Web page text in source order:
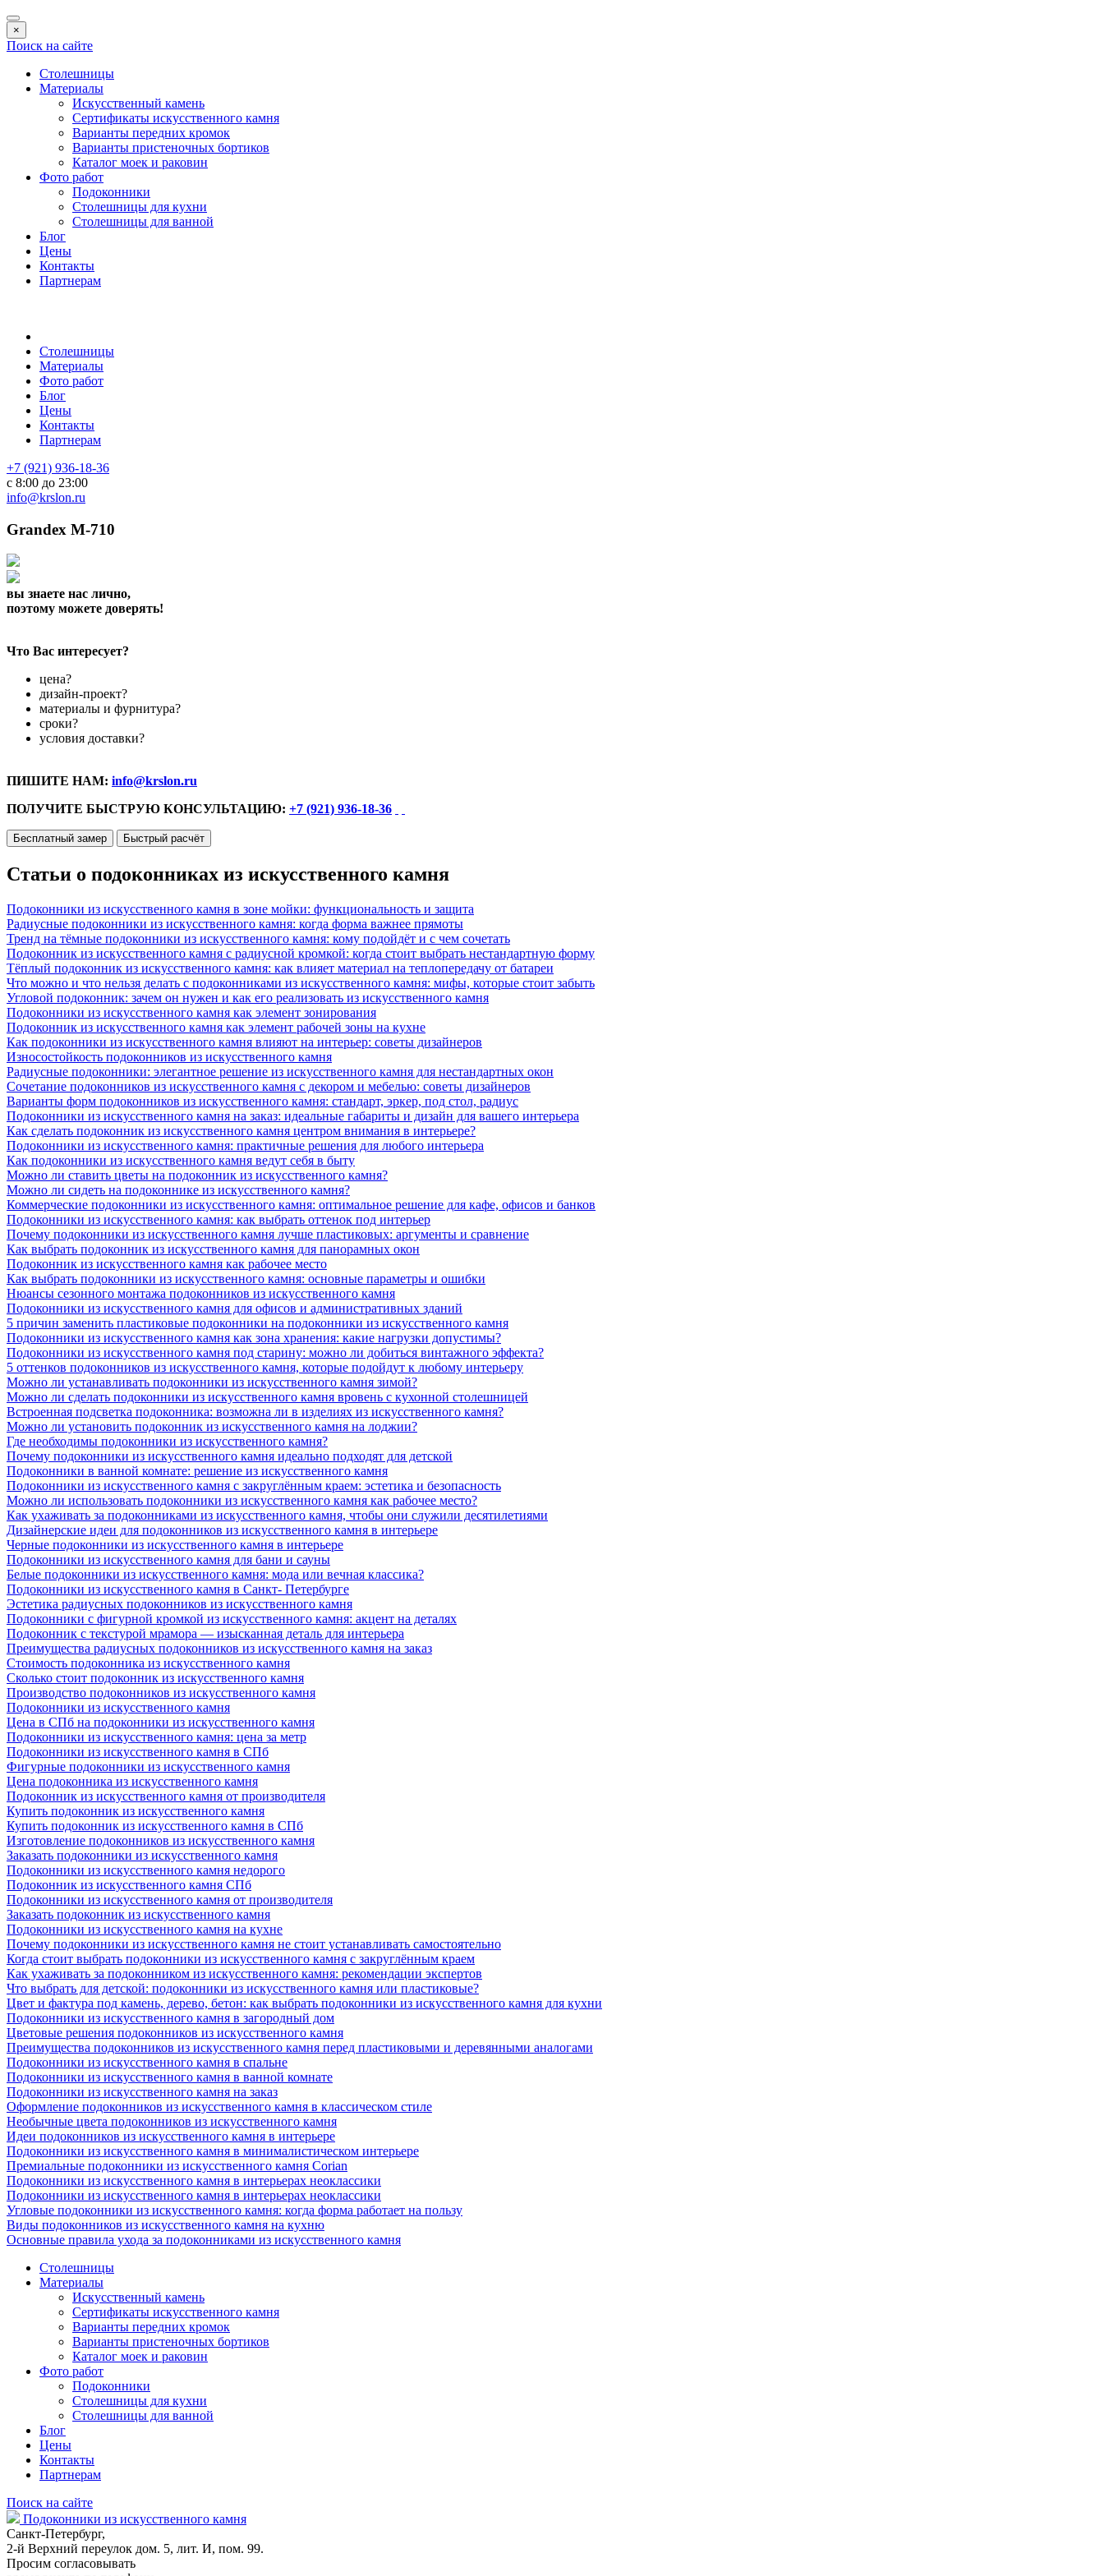
×
Поиск на сайте
Столешницы
Материалы
Искусственный камень
Сертификаты искусственного камня
Варианты передних кромок
Варианты пристеночных бортиков
Каталог моек и раковин
Фото работ
Подоконники
Столешницы для кухни
Столешницы для ванной
Блог
Цены
Контакты
Партнерам
Столешницы
Материалы
Фото работ
Блог
Цены
Контакты
Партнерам
+7 (921) 936-18-36
с 8:00 до 23:00
info@krslon.ru
Grandex M-710
вы знаете нас лично,
поэтому можете доверять!
Что Вас интересует?
цена?
дизайн-проект?
материалы и фурнитура?
сроки?
условия доставки?
ПИШИТЕ НАМ: info@krslon.ru
ПОЛУЧИТЕ БЫСТРУЮ КОНСУЛЬТАЦИЮ: +7 (921) 936-18-36
Бесплатный замер Быстрый расчёт
Статьи о подоконниках из искусственного камня
Подоконники из искусственного камня в зоне мойки: функциональность и защита
Радиусные подоконники из искусственного камня: когда форма важнее прямоты
Тренд на тёмные подоконники из искусственного камня: кому подойдёт и с чем сочетать
Подоконник из искусственного камня с радиусной кромкой: когда стоит выбрать нестандартную форму
Тёплый подоконник из искусственного камня: как влияет материал на теплопередачу от батареи
Что можно и что нельзя делать с подоконниками из искусственного камня: мифы, которые стоит забыть
Угловой подоконник: зачем он нужен и как его реализовать из искусственного камня
Подоконники из искусственного камня как элемент зонирования
Подоконник из искусственного камня как элемент рабочей зоны на кухне
Как подоконники из искусственного камня влияют на интерьер: советы дизайнеров
Износостойкость подоконников из искусственного камня
Радиусные подоконники: элегантное решение из искусственного камня для нестандартных окон
Сочетание подоконников из искусственного камня с декором и мебелью: советы дизайнеров
Варианты форм подоконников из искусственного камня: стандарт, эркер, под стол, радиус
Подоконники из искусственного камня на заказ: идеальные габариты и дизайн для вашего интерьера
Как сделать подоконник из искусственного камня центром внимания в интерьере?
Подоконники из искусственного камня: практичные решения для любого интерьера
Как подоконники из искусственного камня ведут себя в быту
Можно ли ставить цветы на подоконник из искусственного камня?
Можно ли сидеть на подоконнике из искусственного камня?
Коммерческие подоконники из искусственного камня: оптимальное решение для кафе, офисов и банков
Подоконники из искусственного камня: как выбрать оттенок под интерьер
Почему подоконники из искусственного камня лучше пластиковых: аргументы и сравнение
Как выбрать подоконник из искусственного камня для панорамных окон
Подоконник из искусственного камня как рабочее место
Как выбрать подоконники из искусственного камня: основные параметры и ошибки
Нюансы сезонного монтажа подоконников из искусственного камня
Подоконники из искусственного камня для офисов и административных зданий
5 причин заменить пластиковые подоконники на подоконники из искусственного камня
Подоконники из искусственного камня как зона хранения: какие нагрузки допустимы?
Подоконники из искусственного камня под старину: можно ли добиться винтажного эффекта?
5 оттенков подоконников из искусственного камня, которые подойдут к любому интерьеру
Можно ли устанавливать подоконники из искусственного камня зимой?
Можно ли сделать подоконники из искусственного камня вровень с кухонной столешницей
Встроенная подсветка подоконника: возможна ли в изделиях из искусственного камня?
Можно ли установить подоконник из искусственного камня на лоджии?
Где необходимы подоконники из искусственного камня?
Почему подоконники из искусственного камня идеально подходят для детской
Подоконники в ванной комнате: решение из искусственного камня
Подоконники из искусственного камня с закруглённым краем: эстетика и безопасность
Можно ли использовать подоконники из искусственного камня как рабочее место?
Как ухаживать за подоконниками из искусственного камня, чтобы они служили десятилетиями
Дизайнерские идеи для подоконников из искусственного камня в интерьере
Черные подоконники из искусственного камня в интерьере
Подоконники из искусственного камня для бани и сауны
Белые подоконники из искусственного камня: мода или вечная классика?
Подоконники из искусственного камня в Санкт- Петербурге
Эстетика радиусных подоконников из искусственного камня
Подоконники с фигурной кромкой из искусственного камня: акцент на деталях
Подоконник с текстурой мрамора — изысканная деталь для интерьера
Преимущества радиусных подоконников из искусственного камня на заказ
Стоимость подоконника из искусственного камня
Сколько стоит подоконник из искусственного камня
Производство подоконников из искусственного камня
Подоконники из искусственного камня
Цена в СПб на подоконники из искусственного камня
Подоконники из искусственного камня: цена за метр
Подоконники из искусственного камня в СПб
Фигурные подоконники из искусственного камня
Цена подоконника из искусственного камня
Подоконник из искусственного камня от производителя
Купить подоконник из искусственного камня
Купить подоконник из искусственного камня в СПб
Изготовление подоконников из искусственного камня
Заказать подоконники из искусственного камня
Подоконники из искусственного камня недорого
Подоконник из искусственного камня СПб
Подоконники из искусственного камня от производителя
Заказать подоконник из искусственного камня
Подоконники из искусственного камня на кухне
Почему подоконники из искусственного камня не стоит устанавливать самостоятельно
Когда стоит выбрать подоконники из искусственного камня с закруглённым краем
Как ухаживать за подоконником из искусственного камня: рекомендации экспертов
Что выбрать для детской: подоконники из искусственного камня или пластиковые?
Цвет и фактура под камень, дерево, бетон: как выбрать подоконники из искусственного камня для кухни
Подоконники из искусственного камня в загородный дом
Цветовые решения подоконников из искусственного камня
Преимущества подоконников из искусственного камня перед пластиковыми и деревянными аналогами
Подоконники из искусственного камня в спальне
Подоконники из искусственного камня в ванной комнате
Подоконники из искусственного камня на заказ
Оформление подоконников из искусственного камня в классическом стиле
Необычные цвета подоконников из искусственного камня
Идеи подоконников из искусственного камня в интерьере
Подоконники из искусственного камня в минималистическом интерьере
Премиальные подоконники из искусственного камня Corian
Подоконники из искусственного камня в интерьерах неоклассики
Подоконники из искусственного камня в интерьерах неоклассики
Угловые подоконники из искусственного камня: когда форма работает на пользу
Виды подоконников из искусственного камня на кухню
Основные правила ухода за подоконниками из искусственного камня
Столешницы
Материалы
Искусственный камень
Сертификаты искусственного камня
Варианты передних кромок
Варианты пристеночных бортиков
Каталог моек и раковин
Фото работ
Подоконники
Столешницы для кухни
Столешницы для ванной
Блог
Цены
Контакты
Партнерам
Поиск на сайте
Подоконники из искусственного камня
Санкт-Петербург,
2-й Верхний переулок дом. 5, лит. И, пом. 99.
Просим согласовывать